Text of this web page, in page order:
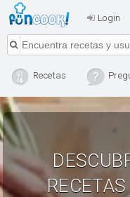
Login
Recetas